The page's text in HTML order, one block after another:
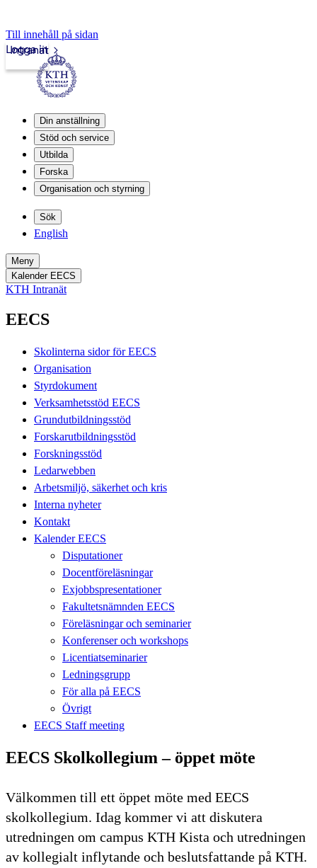
Till innehåll på sidan
Intranät
Logga in
Din anställning
Stöd och service
Utbilda
Forska
Organisation och styrning
Sök
English
Meny
Kalender EECS
KTH Intranät
EECS
Skolinterna sidor för EECS
Organisation
Styrdokument
Verksamhetsstöd EECS
Grundutbildningsstöd
Forskarutbildningsstöd
Forskningsstöd
Ledarwebben
Arbetsmiljö, säkerhet och kris
Interna nyheter
Kontakt
Kalender EECS
Disputationer
Docentföreläsningar
Exjobbspresentationer
Fakultetsnämnden EECS
Föreläsningar och seminarier
Konferenser och workshops
Licentiatseminarier
Ledningsgrupp
För alla på EECS
Övrigt
EECS Staff meeting
EECS Skolkollegium – öppet möte
Välkommen till ett öppet möte med EECS
skolkollegium. Idag kommer vi att diskutera
utredningen om campus KTH Kista och utredningen
av kollegialt inflytande och beslutsfattande på KTH.